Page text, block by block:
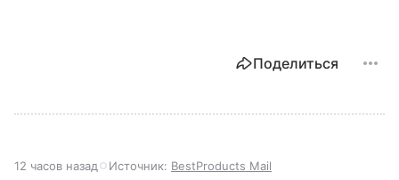
Поделиться
12 часов назад Источник: BestProducts Mail